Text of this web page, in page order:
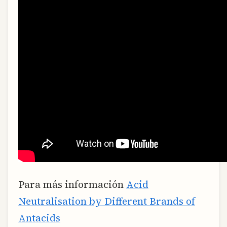
Para más información Acid
Neutralisation by Different Brands of
Antacids